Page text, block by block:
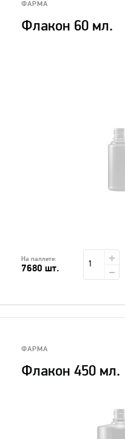
ФАРМА
Флакон 60 мл.
На паллете:
7680 шт.
ФАРМА
Флакон 450 мл.